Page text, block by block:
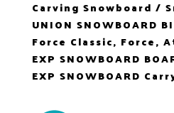
Carving Snowboard /
UNION SNOWBOARD
Force Classic, Force,
EXP SNOWBOARD
EXP SNOWBOARD